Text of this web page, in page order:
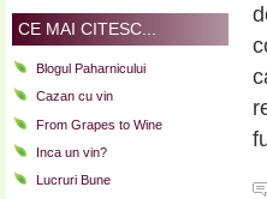
CE MAI CITESC...
Blogul Paharnicului
Cazan cu vin
From Grapes to Wine
Inca un vin?
Lucruri Bune